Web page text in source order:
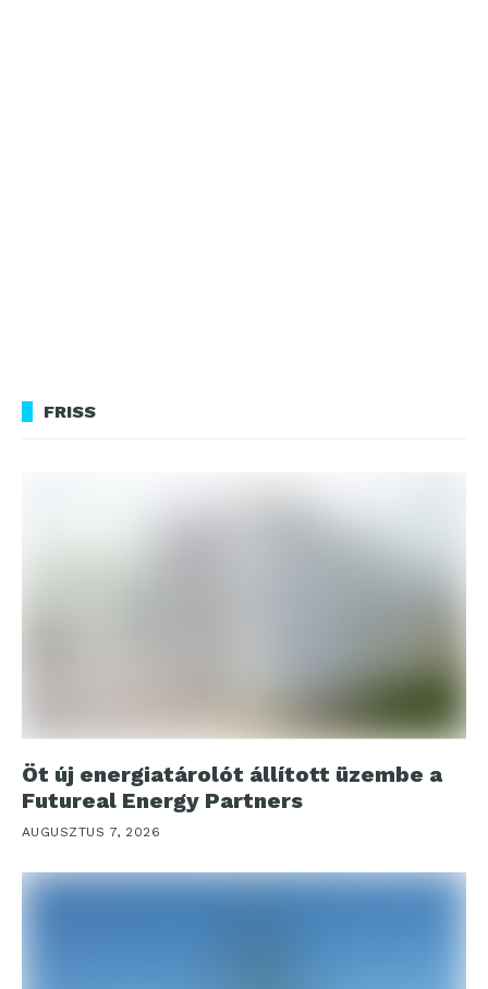
FRISS
Öt új energiatárolót állított üzembe a
Futureal Energy Partners
AUGUSZTUS 7, 2026